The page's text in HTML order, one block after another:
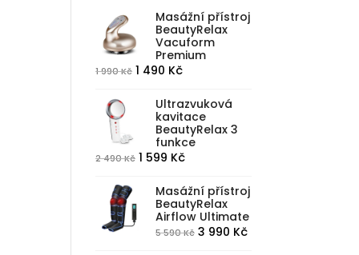
Masážní přístroj
BeautyRelax
Vacuform
Premium
1 990Kč Původní
byla:
990 Kč.
1 490 KčAktuální
je:
1
490 Kč.
Ultrazvuková
kavitace
BeautyRelax 3
funkce
2 490Kč Původní
byla:
490 Kč.
1 599 KčAktuální
je:
1
599 Kč.
Masážní přístroj
BeautyRelax
Airflow Ultimate
5 590Kč Původní
3 990 KčAktuální